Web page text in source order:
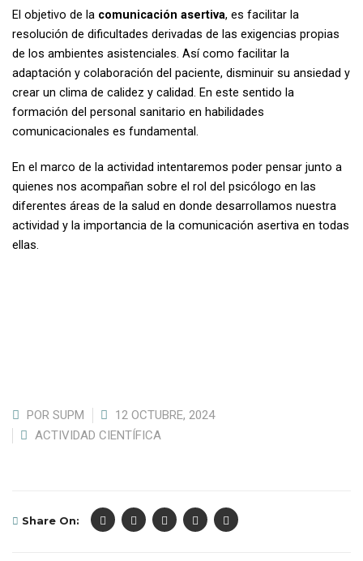
El objetivo de la comunicación asertiva, es facilitar la
resolución de dificultades derivadas de las exigencias propias
de los ambientes asistenciales. Así como facilitar la
adaptación y colaboración del paciente, disminuir su ansiedad y
crear un clima de calidez y calidad. En este sentido la
formación del personal sanitario en habilidades
comunicacionales es fundamental.
En el marco de la actividad intentaremos poder pensar junto a
quienes nos acompañan sobre el rol del psicólogo en las
diferentes áreas de la salud en donde desarrollamos nuestra
actividad y la importancia de la comunicación asertiva en todas
ellas.
POR SUPM
12 OCTUBRE, 2024
ACTIVIDAD CIENTÍFICA
Share On: